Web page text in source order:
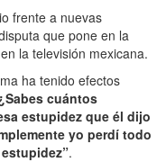
frente a nuevas
que pone en la
la televisión mexicana.
ha tenido efectos
cuántos
estupidez que él dijo
yo perdí todo
.